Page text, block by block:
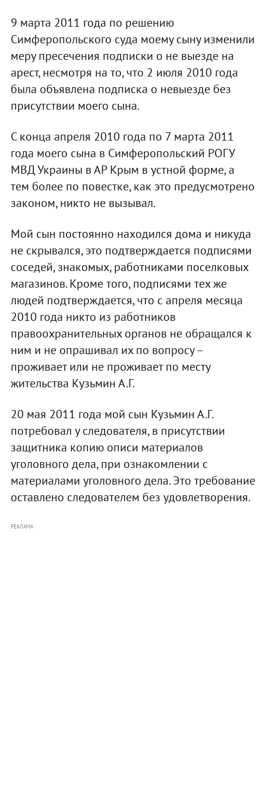
9 марта 2011 года по решению
Симферопольского суда моему сыну изменили
меру пресечения подписки о не выезде на
арест, несмотря на то, что 2 июля 2010 года
была объявлена подписка о невыезде без
присутствии моего сына.
С конца апреля 2010 года по 7 марта 2011
года моего сына в Симферопольский РОГУ
МВД Украины в АР Крым в устной форме, а
тем более по повестке, как это предусмотрено
законом, никто не вызывал.
Мой сын постоянно находился дома и никуда
не скрывался, это подтверждается подписями
соседей, знакомых, работниками поселковых
магазинов. Кроме того, подписями тех же
людей подтверждается, что с апреля месяца
2010 года никто из работников
правоохранительных органов не обращался к
ним и не опрашивал их по вопросу –
проживает или не проживает по месту
жительства Кузьмин А.Г.
20 мая 2011 года мой сын Кузьмин А.Г.
потребовал у следователя, в присутствии
защитника копию описи материалов
уголовного дела, при ознакомлении с
материалами уголовного дела. Это требование
оставлено следователем без удовлетворения.
РЕКЛАМА